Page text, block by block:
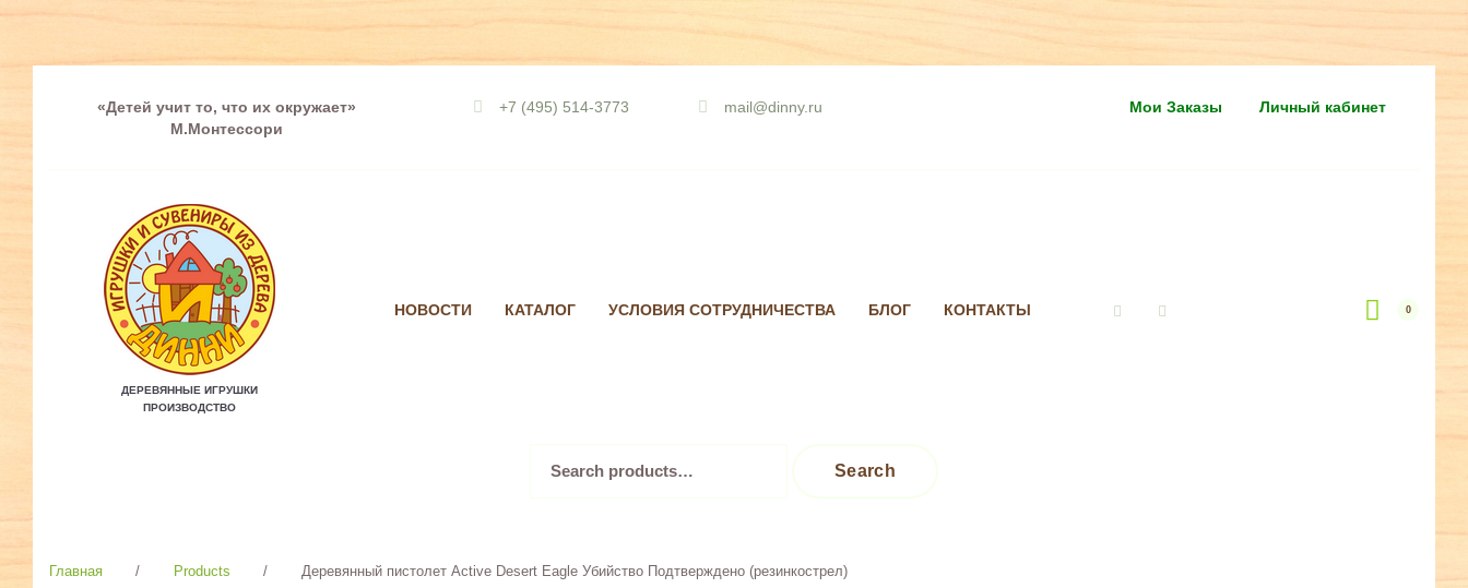
to
«Детей учит то, что их окружает»
М.Монтессори
+7 (495) 514-3773 mail@dinny.ru Мои Заказы Личный кабинет
ДЕРЕВЯННЫЕ ИГРУШКИ
ПРОИЗВОДСТВО
НОВОСТИ КАТАЛОГ УСЛОВИЯ СОТРУДНИЧЕСТВА БЛОГ КОНТАКТЫ 0
for:
Search
Главная / Products / Деревянный пистолет Active Desert Eagle Убийство Подтверждено (резинкострел)